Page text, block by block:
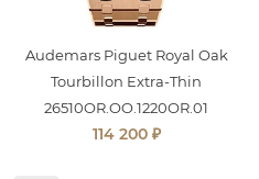
Audemars Piguet Royal Oak
Tourbillon Extra-Thin
26510OR.OO.1220OR.01
114 200 ₽